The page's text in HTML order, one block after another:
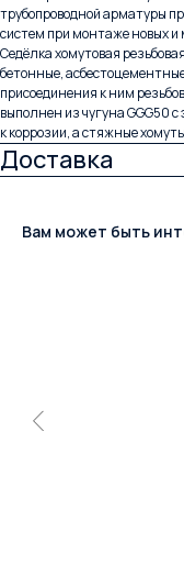
трубопроводной арматуры
систем при монтаже новых и
Седёлка хомутовая
бетонные,
присоединения к ним
выполнен из чугуна GGG50
к коррозии, а стяжные
Доставка
Вам может быть